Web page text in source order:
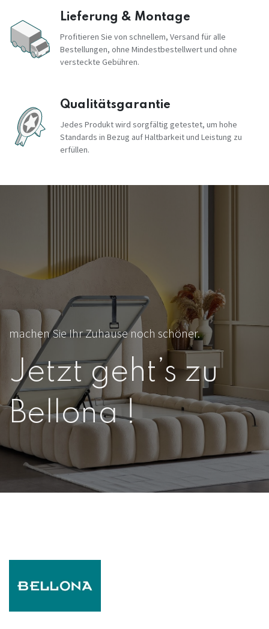
Lieferung & Montage
Profitieren Sie von schnellem, Versand für alle
Bestellungen, ohne Mindestbestellwert und ohne
versteckte Gebühren.
Qualitätsgarantie
Jedes Produkt wird sorgfältig getestet, um hohe
Standards in Bezug auf Haltbarkeit und Leistung zu
erfüllen.
machen Sie Ihr Zuhause noch schöner.
Jetzt geht’s zu
Bellona !